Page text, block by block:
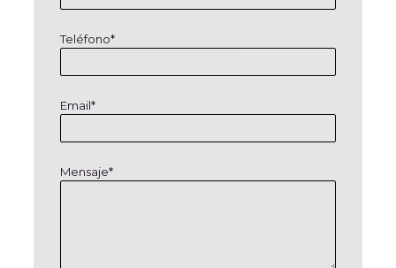
Teléfono*
Email*
Mensaje*